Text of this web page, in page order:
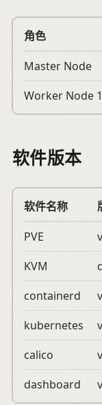
角色
Master Node
Worker Node 1
软件版本
软件名称
PVE
KVM
containerd
kubernetes
calico
dashboard